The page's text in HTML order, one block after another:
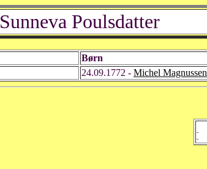
Sunneva Poulsdatter
Børn
24.09.1772 - Michel Magnussen
-
-